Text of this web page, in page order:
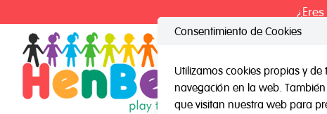
HenBea Nardil
Consentimiento de Cookies
Utilizamos cookies propias y
navegación en la web.
que visitan nuestra web para